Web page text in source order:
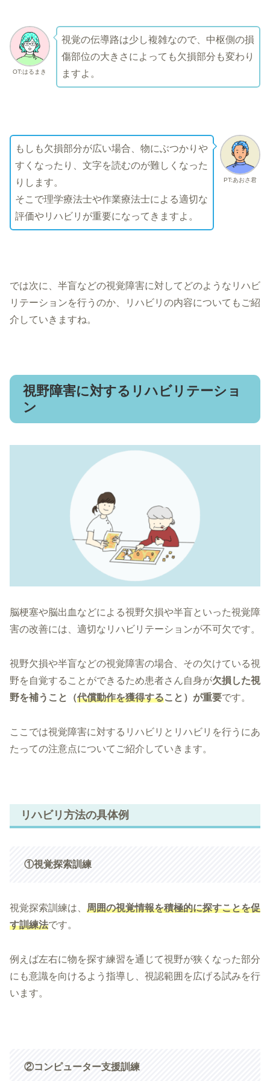
OT:はるまき
視覚の伝導路は少し複雑なので、中枢側の損
傷部位の大きさによっても欠損部分も変わり
ますよ。
PT:あおさ君
もしも欠損部分が広い場合、物にぶつかりや
すくなったり、文字を読むのが難しくなった
りします。
そこで理学療法士や作業療法士による適切な
評価やリハビリが重要になってきますよ。
では次に、半盲などの視覚障害に対してどのようなリハビ
リテーションを行うのか、リハビリの内容についてもご紹
介していきますね。
視野障害に対するリハビリテーショ
ン
脳梗塞や脳出血などによる視野欠損や半盲といった視覚障
害の改善には、適切なリハビリテーションが不可欠です。
視野欠損や半盲などの視覚障害の場合、その欠けている視
野を自覚することができるため患者さん自身が欠損した視
野を補うこと（代償動作を獲得すること）が重要です。
ここでは視覚障害に対するリハビリとリハビリを行うにあ
たっての注意点についてご紹介していきます。
リハビリ方法の具体例
①視覚探索訓練
視覚探索訓練は、 周囲の視覚情報を積極的に探すことを促
す訓練法です。
例えば左右に物を探す練習を通じて視野が狭くなった部分
にも意識を向けるよう指導し、視認範囲を広げる試みを行
います。
②コンピューター支援訓練